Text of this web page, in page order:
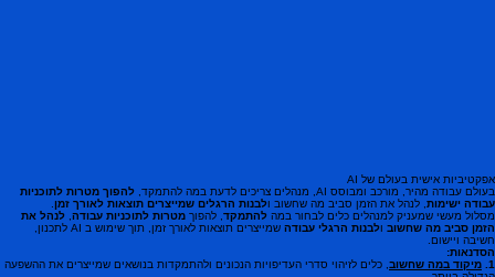
אפקטיביות אישית בעולם של AI
בעולם עבודה מהיר, מורכב ומבוסס AI, מנהלים צריכים לדעת במה להתמקד,
להפוך מטרות לתוכניות
עבודה ישימות , לנהל את הזמן סביב מה שחשוב ולבנות הרגלים שמייצרים תוצאות לאורך זמן
מסלול מעשי שמעניק למנהלים כלים לבחור במה להתמקד , להפוך מטרות לתוכניות עבודה לנהל את
הזמן סביב מה שחשוב ולבנות הרגלי עבודה
שמייצרים תוצאות לאורך זמן, תוך שימוש ב AI לתכנון,
חשיבה ויישום.
הסדנאות:
1. מיקוד במה שחשוב , כלים לזיהוי סדרי העדיפויות הנכונים ולהתמקדות בנושאים שמייצרים את ההשפעה